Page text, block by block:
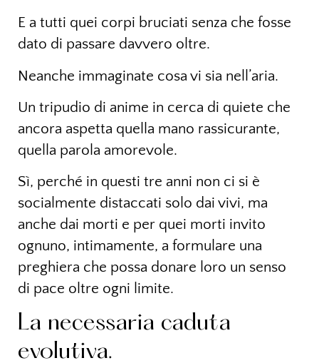
E a tutti quei corpi bruciati senza che fosse
dato di passare davvero oltre.
Neanche immaginate cosa vi sia nell’aria.
Un tripudio di anime in cerca di quiete che
ancora aspetta quella mano rassicurante,
quella parola amorevole.
Sì, perché in questi tre anni non ci si è
socialmente distaccati solo dai vivi, ma
anche dai morti e per quei morti invito
ognuno, intimamente, a formulare una
preghiera che possa donare loro un senso
di pace oltre ogni limite.
La necessaria caduta
evolutiva.